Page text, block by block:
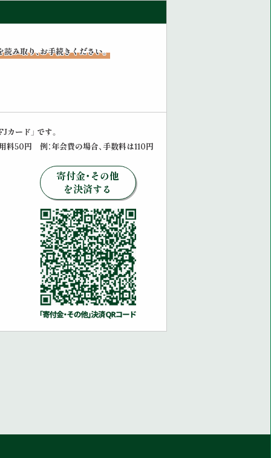
み取り、お手続きください。
ード」 です。
料50円 例：年会費の場合、手数料は110円
寄付金・その他
を決済する